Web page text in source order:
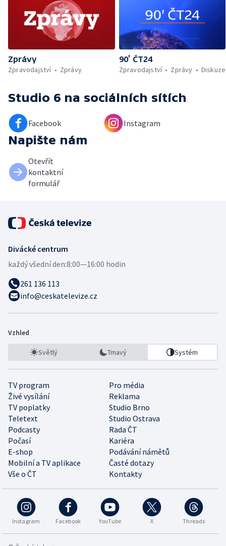
Zprávy
Zpravodajství
Zprávy
90’ ČT24
Zpravodajství
Zprávy Diskuze
Studio 6 na sociálních sítích
Facebook Instagram
Napište nám
Otevřít
kontaktní
formulář
Divácké centrum
každý všední den:8:00—16:00 hodin
261 136 113
info@ceskatelevize.cz
Vzhled
Světlý Tmavý Systém
TV program
Pro média
Živé vysílání
Reklama
TV poplatky
Studio Brno
Teletext
Studio Ostrava
Podcasty
Rada ČT
Počasí
Kariéra
E-shop
Podávání námětů
Mobilní a TV aplikace
Časté dotazy
Vše o ČT
Kontakty
Instagram Facebook YouTube X Threads